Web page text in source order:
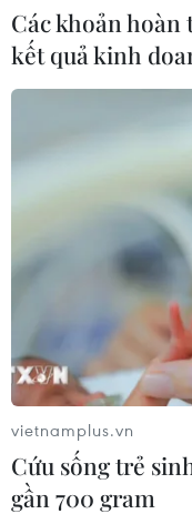
Các khoản hoàn
kết quả kinh
vietnamplus.vn
Cứu sống trẻ
gần 700 gram